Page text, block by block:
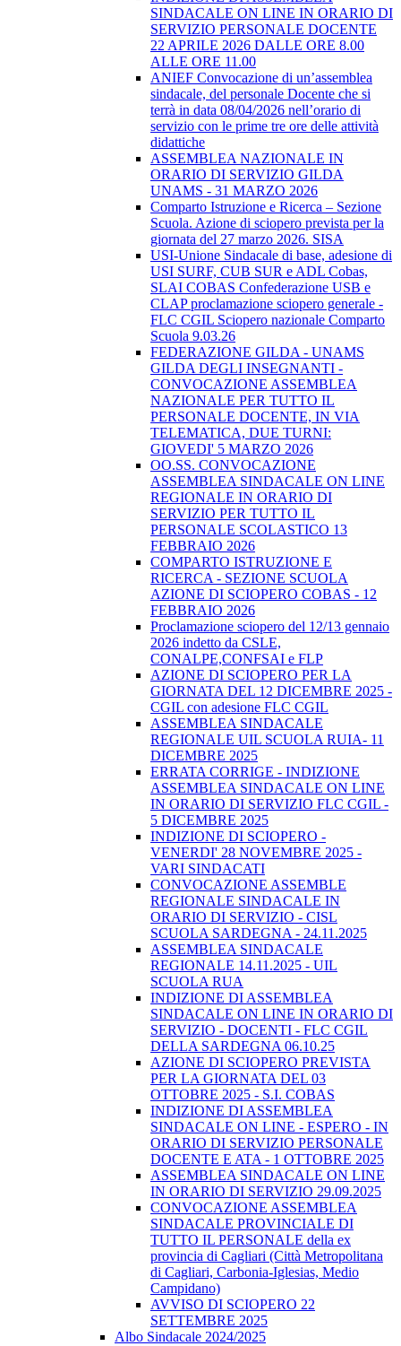
SINDACALE ON LINE IN ORARIO DI
SERVIZIO PERSONALE DOCENTE
22 APRILE 2026 DALLE ORE 8.00
ALLE ORE 11.00
ANIEF Convocazione di un’assemblea
sindacale, del personale Docente che si
terrà in data 08/04/2026 nell’orario di
servizio con le prime tre ore delle attività
didattiche
ASSEMBLEA NAZIONALE IN
ORARIO DI SERVIZIO GILDA
UNAMS - 31 MARZO 2026
Comparto Istruzione e Ricerca – Sezione
Scuola. Azione di sciopero prevista per la
giornata del 27 marzo 2026. SISA
USI-Unione Sindacale di base, adesione di
USI SURF, CUB SUR e ADL Cobas,
SLAI COBAS Confederazione USB e
CLAP proclamazione sciopero generale -
FLC CGIL Sciopero nazionale Comparto
Scuola 9.03.26
FEDERAZIONE GILDA - UNAMS
GILDA DEGLI INSEGNANTI -
CONVOCAZIONE ASSEMBLEA
NAZIONALE PER TUTTO IL
PERSONALE DOCENTE, IN VIA
TELEMATICA, DUE TURNI:
GIOVEDI' 5 MARZO 2026
OO.SS. CONVOCAZIONE
ASSEMBLEA SINDACALE ON LINE
REGIONALE IN ORARIO DI
SERVIZIO PER TUTTO IL
PERSONALE SCOLASTICO 13
FEBBRAIO 2026
COMPARTO ISTRUZIONE E
RICERCA - SEZIONE SCUOLA
AZIONE DI SCIOPERO COBAS - 12
FEBBRAIO 2026
Proclamazione sciopero del 12/13 gennaio
2026 indetto da CSLE,
CONALPE,CONFSAI e FLP
AZIONE DI SCIOPERO PER LA
GIORNATA DEL 12 DICEMBRE 2025 -
CGIL con adesione FLC CGIL
ASSEMBLEA SINDACALE
REGIONALE UIL SCUOLA RUIA- 11
DICEMBRE 2025
ERRATA CORRIGE - INDIZIONE
ASSEMBLEA SINDACALE ON LINE
IN ORARIO DI SERVIZIO FLC CGIL -
5 DICEMBRE 2025
INDIZIONE DI SCIOPERO -
VENERDI' 28 NOVEMBRE 2025 -
VARI SINDACATI
CONVOCAZIONE ASSEMBLE
REGIONALE SINDACALE IN
ORARIO DI SERVIZIO - CISL
SCUOLA SARDEGNA - 24.11.2025
ASSEMBLEA SINDACALE
REGIONALE 14.11.2025 - UIL
SCUOLA RUA
INDIZIONE DI ASSEMBLEA
SINDACALE ON LINE IN ORARIO DI
SERVIZIO - DOCENTI - FLC CGIL
DELLA SARDEGNA 06.10.25
AZIONE DI SCIOPERO PREVISTA
PER LA GIORNATA DEL 03
OTTOBRE 2025 - S.I. COBAS
INDIZIONE DI ASSEMBLEA
SINDACALE ON LINE - ESPERO - IN
ORARIO DI SERVIZIO PERSONALE
DOCENTE E ATA - 1 OTTOBRE 2025
ASSEMBLEA SINDACALE ON LINE
IN ORARIO DI SERVIZIO 29.09.2025
CONVOCAZIONE ASSEMBLEA
SINDACALE PROVINCIALE DI
TUTTO IL PERSONALE della ex
provincia di Cagliari (Città Metropolitana
di Cagliari, Carbonia-Iglesias, Medio
Campidano)
AVVISO DI SCIOPERO 22
SETTEMBRE 2025
Albo Sindacale 2024/2025